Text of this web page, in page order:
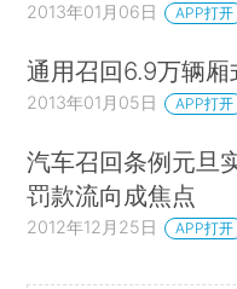
2013年01月06日 APP打开
通用召回6.9万辆
2013年01月05日 APP打开
汽车召回条例元旦
罚款流向成焦点
2012年12月25日 APP打开